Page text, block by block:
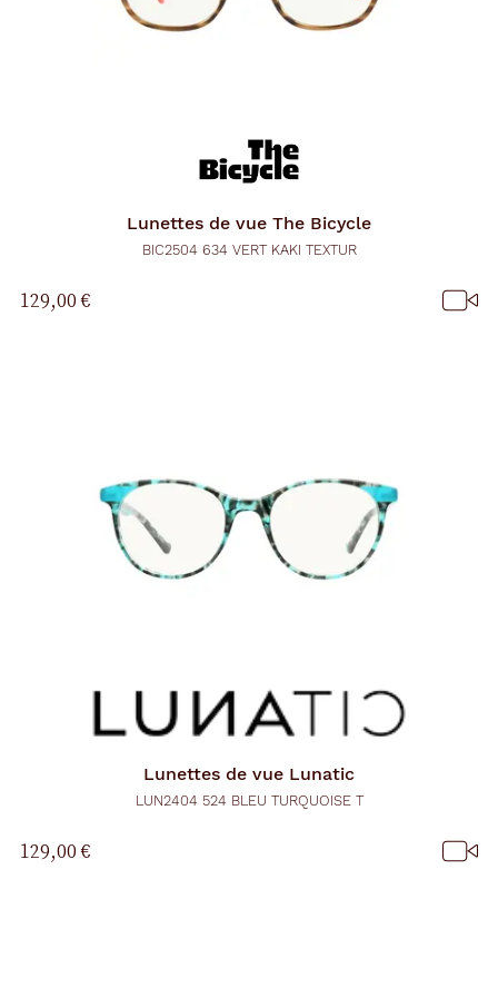
Lunettes de vue The Bicycle
BIC2504 634 VERT KAKI TEXTUR
129,00 €
Lunettes de vue Lunatic
LUN2404 524 BLEU TURQUOISE T
129,00 €